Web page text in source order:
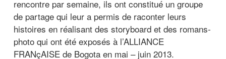
rencontre par semaine, ils ont constitué un groupe
de partage qui leur a permis de raconter leurs
histoires en réalisant des storyboard et des romans-
photo qui ont été exposés à l’ALLIANCE
FRANçAISE de Bogota en mai – juin 2013.